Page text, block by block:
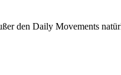
den Daily Movements